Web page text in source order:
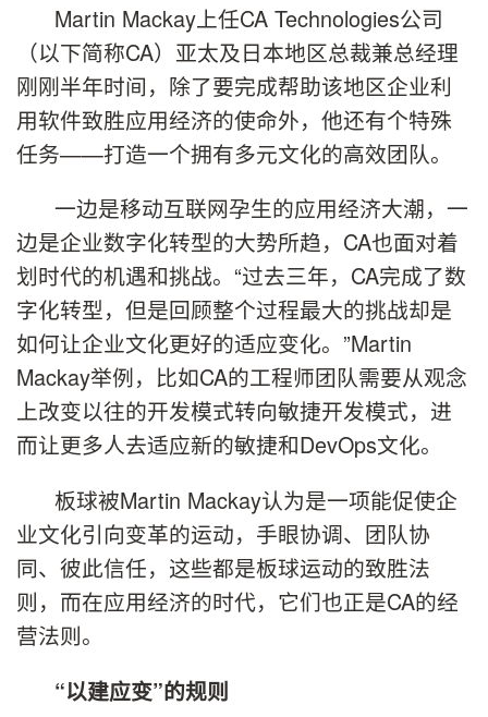
Martin Mackay上任CA Technologies公司
（以下简称CA）亚太及日本地区总裁兼总经理
刚刚半年时间，除了要完成帮助该地区企业利
用软件致胜应用经济的使命外，他还有个特殊
任务——打造一个拥有多元文化的高效团队。
一边是移动互联网孕生的应用经济大潮，一
边是企业数字化转型的大势所趋，CA也面对着
划时代的机遇和挑战。“过去三年，CA完成了数
字化转型，但是回顾整个过程最大的挑战却是
如何让企业文化更好的适应变化。”Martin
Mackay举例，比如CA的工程师团队需要从观念
上改变以往的开发模式转向敏捷开发模式，进
而让更多人去适应新的敏捷和DevOps文化。
板球被Martin Mackay认为是一项能促使企
业文化引向变革的运动，手眼协调、团队协
同、彼此信任，这些都是板球运动的致胜法
则，而在应用经济的时代，它们也正是CA的经
营法则。
“以建应变”的规则